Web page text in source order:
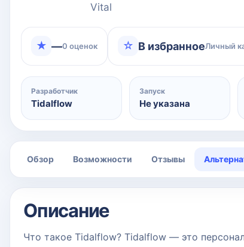
Vital
★ —0 оценок ☆ В избранноеЛичный
Разработчик
Tidalflow
Запуск
Не указана
Обзор Возможности Отзывы
Описание
Что такое Tidalflow? Tidalflow — это